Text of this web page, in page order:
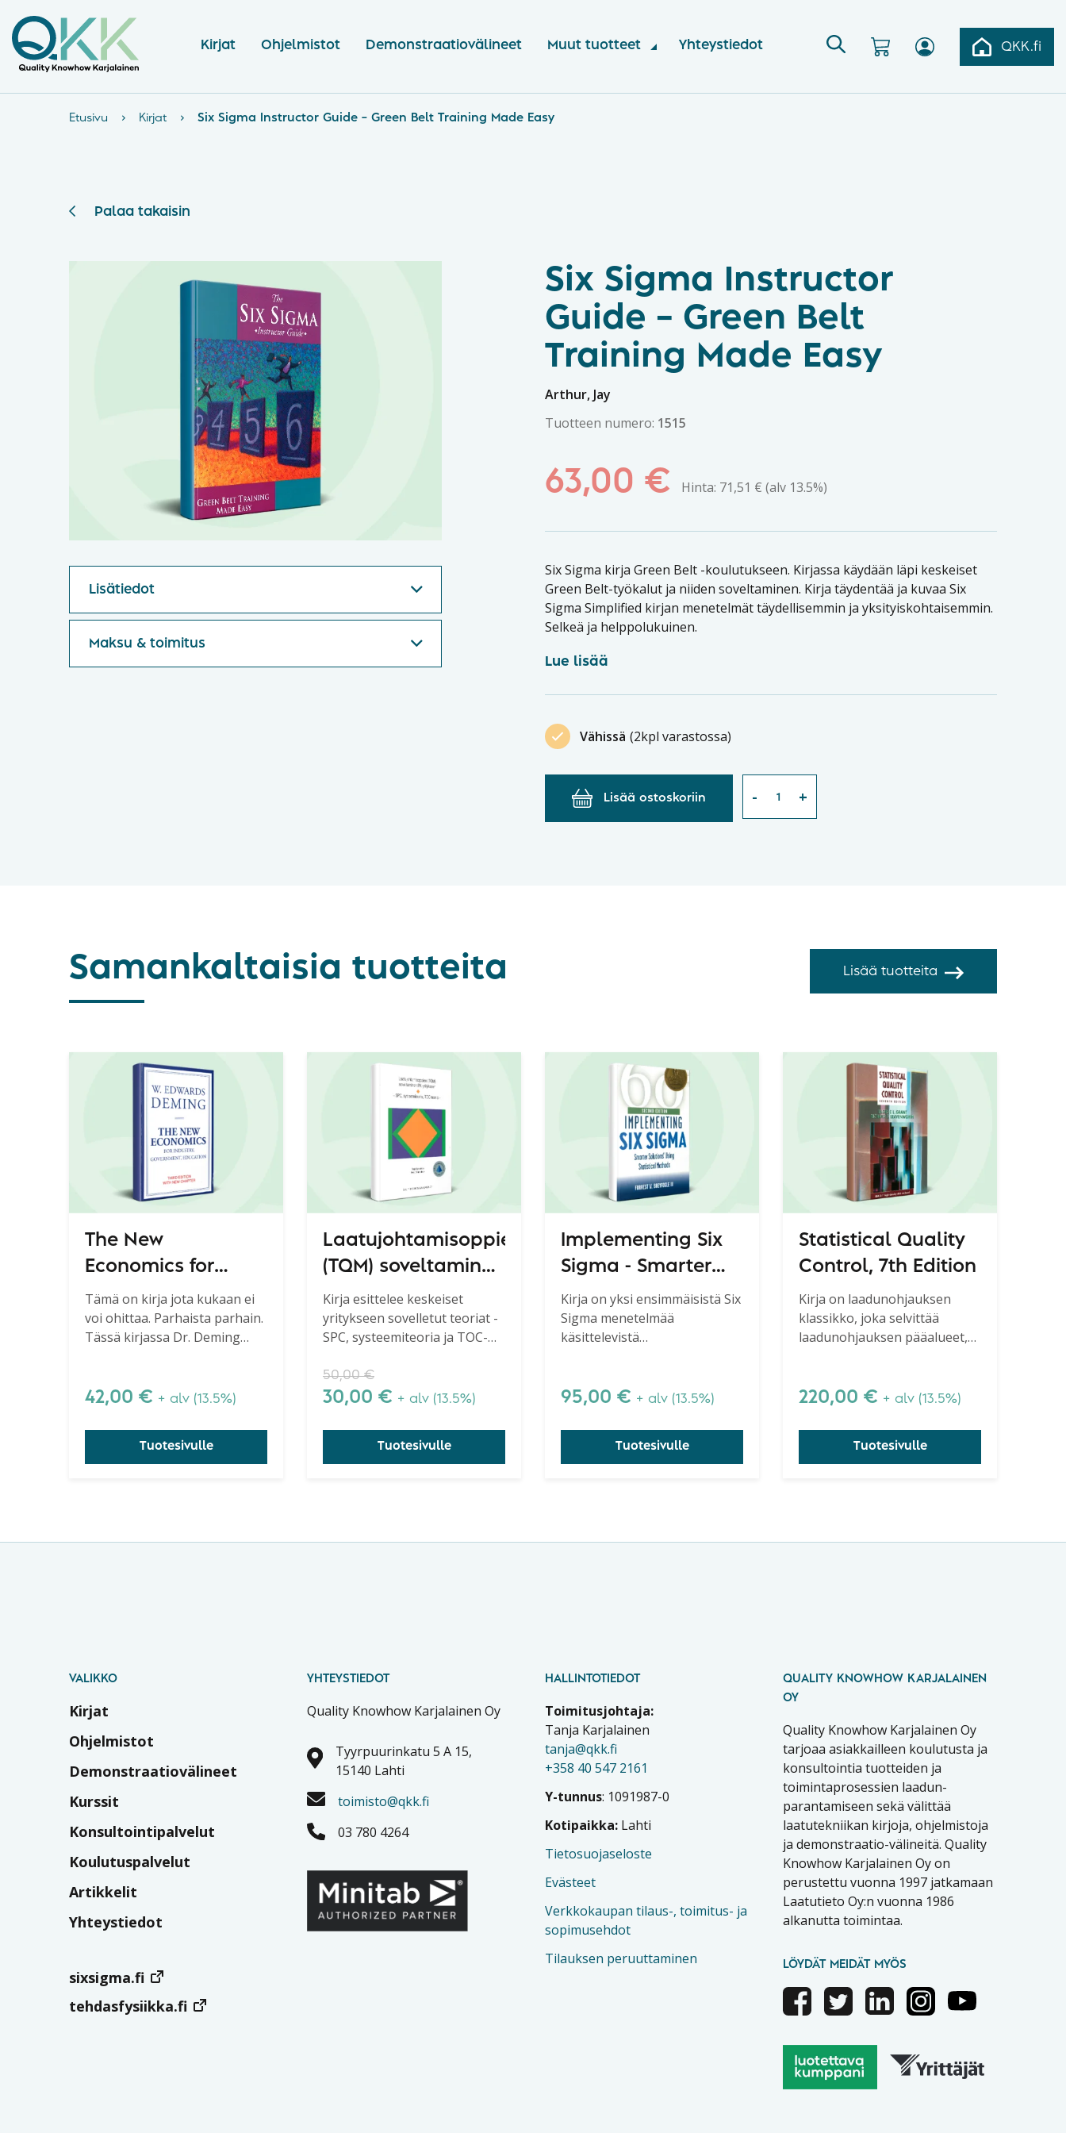
Kirjat Ohjelmistot Demonstraatiovälineet Muut tuotteet Yhteystiedot QKK.fi
Etusivu › Kirjat › Six Sigma Instructor Guide – Green Belt Training Made Easy
Palaa takaisin
Lisätiedot
Maksu & toimitus
Six Sigma Instructor
Guide – Green Belt
Training Made Easy
Arthur, Jay
Tuotteen numero: 1515
63,00 € Hinta: 71,51 € (alv 13.5%)
Six Sigma kirja Green Belt -koulutukseen. Kirjassa käydään läpi keskeiset
Green Belt-työkalut ja niiden soveltaminen. Kirja täydentää ja kuvaa Six
Sigma Simplified kirjan menetelmät täydellisemmin ja yksityiskohtaisemmin.
Selkeä ja helppolukuinen.
Lue lisää
Vähissä (2kpl varastossa)
Lisää ostoskoriin
Samankaltaisia tuotteita Lisää tuotteita
The New
Economics for
Industry,
Government,
Education, 3rd
Tämä on kirja jota kukaan ei
voi ohittaa. Parhaista parhain.
Tässä kirjassa Dr. Deming
Profound Knowledge), joka on
onnistumiselle.
42,00 € + alv (13.5%)
Tuotesivulle
Laatujohtamisoppien
(TQM) soveltaminen
PK-yritykseen
Kirja esittelee keskeiset
yritykseen sovelletut teoriat -
SPC, systeemiteoria ja TOC-
50,00€
30,00 € + alv (13.5%)
Tuotesivulle
Implementing Six
Sigma - Smarter
Solutions Using
Statistical Methods
Kirja on yksi ensimmäisistä Six
Sigma menetelmää
käsittelevistä
vaihetta - mittaus, analysointi,
ja näissä vaiheissa
sovellettavat keskeiset
tilastolliset menetelmät.
95,00 € + alv (13.5%)
Tuotesivulle
Statistical Quality
Control, 7th Edition
Kirja on laadunohjauksen
klassikko, joka selvittää
laadunohjauksen pääalueet,
220,00 € + alv (13.5%)
Tuotesivulle
VALIKKO
Kirjat
Ohjelmistot
Demonstraatiovälineet
Kurssit
Konsultointipalvelut
Koulutuspalvelut
Artikkelit
Yhteystiedot
sixsigma.fi
tehdasfysiikka.fi
YHTEYSTIEDOT
Quality Knowhow Karjalainen Oy
Tyyrpuurinkatu 5 A 15,
15140 Lahti
toimisto@qkk.fi
03 780 4264
HALLINTOTIEDOT
Toimitusjohtaja:
Tanja Karjalainen
tanja@qkk.fi
+358 40 547 2161
Y-tunnus: 1091987-0
Kotipaikka: Lahti
Tietosuojaseloste
Evästeet
Verkkokaupan tilaus-, toimitus- ja
sopimusehdot
Tilauksen peruuttaminen
QUALITY KNOWHOW KARJALAINEN
OY
Quality Knowhow Karjalainen Oy
tarjoaa asiakkailleen koulutusta ja
konsultointia tuotteiden ja
toimintaprosessien laadun-
parantamiseen sekä välittää
laatutekniikan kirjoja, ohjelmistoja
ja demonstraatio-välineitä. Quality
Knowhow Karjalainen Oy on
perustettu vuonna 1997 jatkamaan
Laatutieto Oy:n vuonna 1986
alkanutta toimintaa.
LÖYDÄT MEIDÄT MYÖS
FacebookTwitterLinkedinInstagramYoutube